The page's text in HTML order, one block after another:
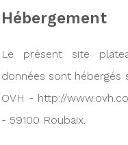
Hébergement
Le présent site
données sont hébergés
OVH - http://
- 59100 Roubaix.